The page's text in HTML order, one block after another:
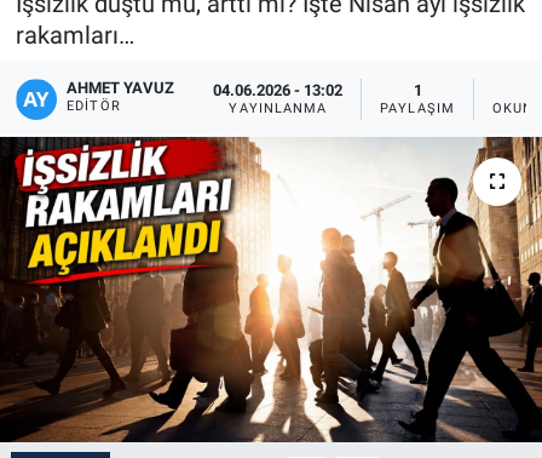
rakamları…
AHMET YAVUZ
EDITÖR
04.06.2026 - 13:02
YAYINLANMA
1
PAYLAŞIM